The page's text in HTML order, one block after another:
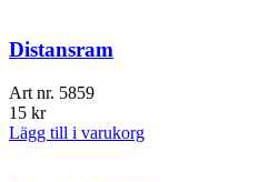
Distansram
Art nr. 5859
15 kr
Lägg till i varukorg